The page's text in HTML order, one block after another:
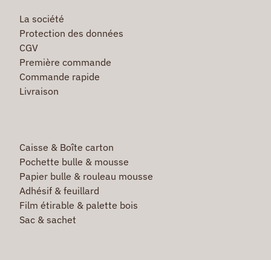
La société
Protection des données
CGV
Première commande
Commande rapide
Livraison
Caisse & Boîte carton
Pochette bulle & mousse
Papier bulle & rouleau mousse
Adhésif & feuillard
Film étirable & palette bois
Sac & sachet